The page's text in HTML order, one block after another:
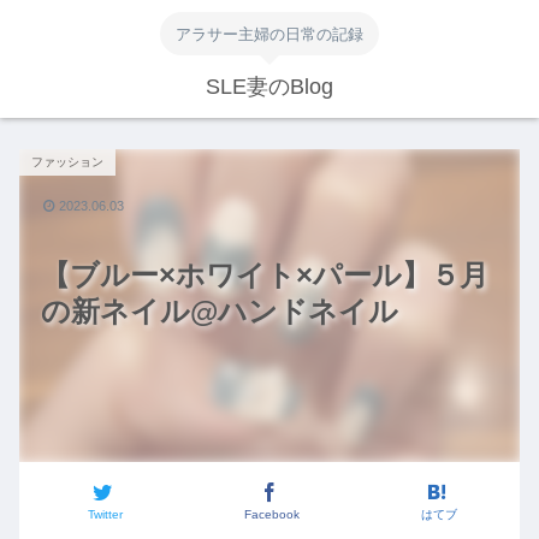
アラサー主婦の日常の記録
SLE妻のBlog
【ブルー×ホワイト×パール】５月
の新ネイル@ハンドネイル
ファッション
Twitter Facebook はてブ
2023.06.03